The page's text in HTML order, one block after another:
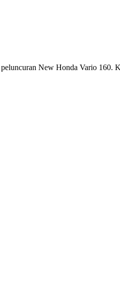
New Honda Vario 160.